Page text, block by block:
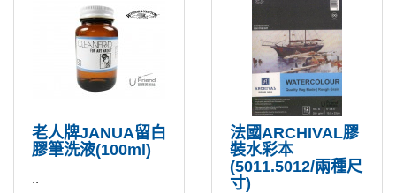
老人牌JANUA留白
膠筆洗液(100ml)
..
法國ARCHIVAL膠
裝水彩本
(5011.5012/兩種尺
寸)